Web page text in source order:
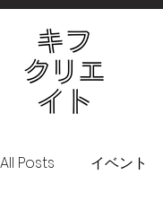
All Posts イベント